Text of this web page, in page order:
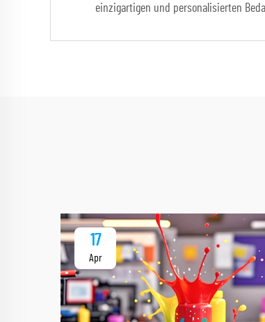
einzigartigen und personalisierten
17
Apr